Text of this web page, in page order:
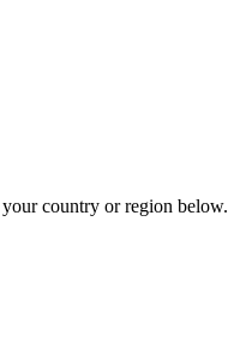
your country or region below.